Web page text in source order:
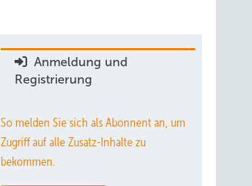
Anmeldung und
Registrierung
So melden Sie sich als Abonnent an, um
Zugriff auf alle Zusatz-Inhalte zu
bekommen.